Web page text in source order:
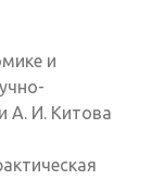
ссылка)
и
А. И. Китова